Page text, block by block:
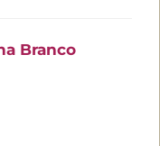
Branco